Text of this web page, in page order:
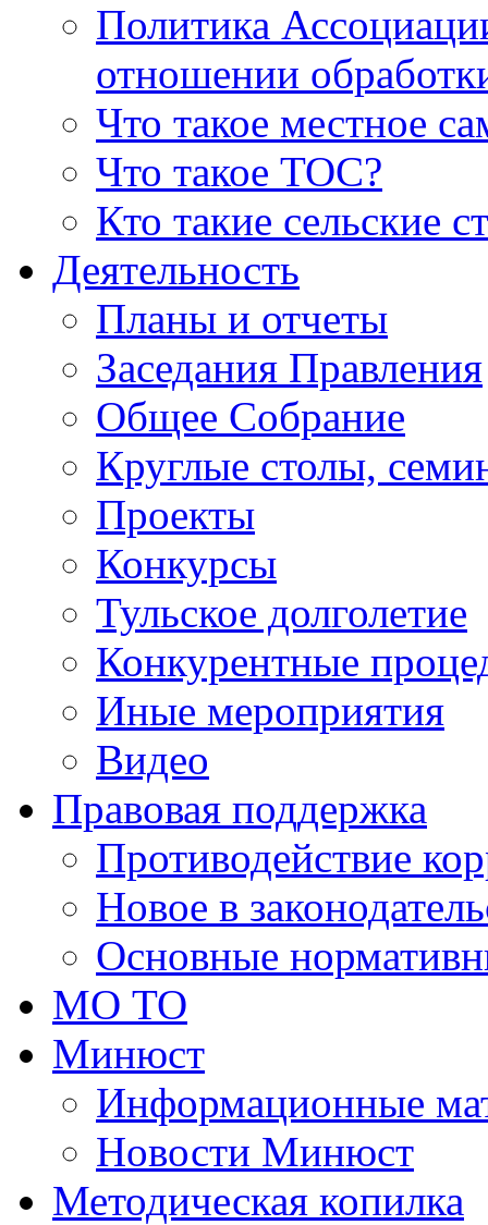
Политика
отношении
Что такое местное
Что такое ТОС?
Кто такие сельские
Деятельность
Планы и отчеты
Заседания Правления
Общее Собрание
Круглые столы,
Проекты
Конкурсы
Тульское долголетие
Конкурентные
Иные мероприятия
Видео
Правовая поддержка
Противодействие
Новое в
Основные
МО ТО
Минюст
Информационные
Новости Минюст
Методическая копилка